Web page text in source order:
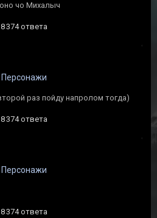
чо Михалыч
374 ответа
Персонажи
раз пойду напролом тогда)
374 ответа
Персонажи
374 ответа